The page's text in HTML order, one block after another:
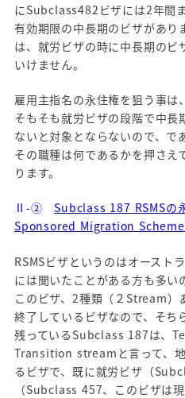
にSubclass482ビザには2年間
有効期限の中長期のビザがあり
は、就労ビザの時に中長期のビ
いけません。
雇用主指名の永住権を狙う事は
そもそも就労ビザの段階で中
ないと対象とならないので、で
その職種は何であるかを押さえ
ります。
Ⅱ-②
Subclass 187 RSMSの
Sponsored Migration Scheme
RSMSビザというのはオースト
には聞いたことがある方も多い
このビザ、2種類（２Stream）
終了しているビザなので、そち
残っているSubclass 187は、
Transition streamと言って、
るビザで、既に就労ビザ（
（Subclass 457、このビザは